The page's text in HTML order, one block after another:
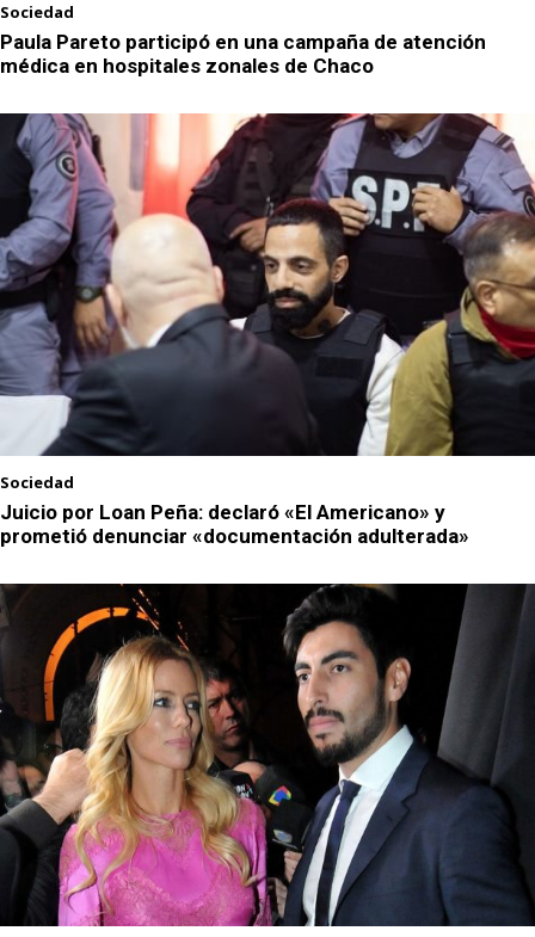
Sociedad
Paula Pareto participó en una campaña de atención
médica en hospitales zonales de Chaco
Sociedad
Juicio por Loan Peña: declaró «El Americano» y
prometió denunciar «documentación adulterada»